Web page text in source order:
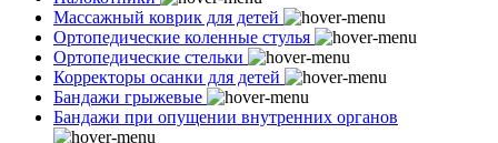
Массажный коврик для детей
Ортопедические коленные стулья
Ортопедические стельки
Корректоры осанки для детей
Бандажи грыжевые
Бандажи при опущении внутренних органов